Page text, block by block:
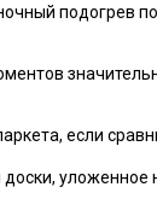
подогрев
если